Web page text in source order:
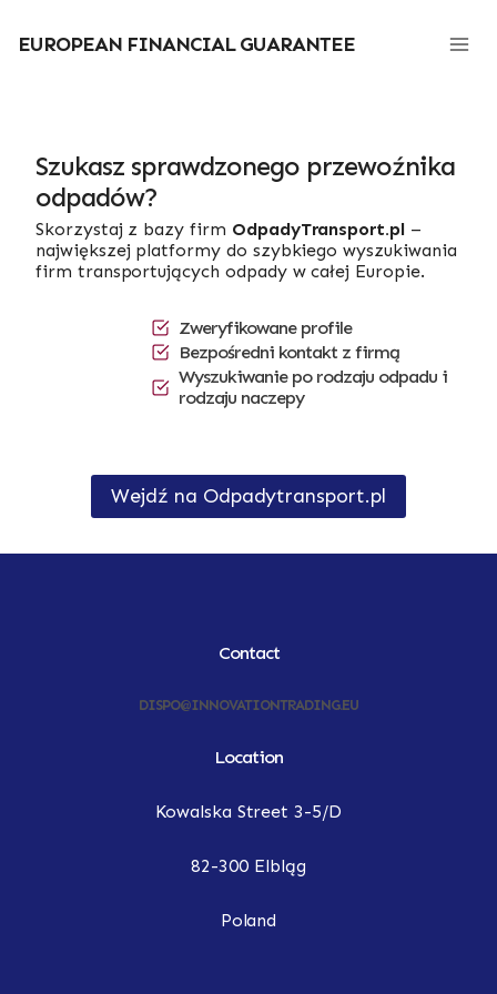
treści
EUROPEAN FINANCIAL GUARANTEE
Szukasz sprawdzonego przewoźnika
odpadów?
Skorzystaj z bazy firm OdpadyTransport.pl–
największej platformy do szybkiego wyszukiwania
firm transportujących odpady w całej Europie.
Zweryfikowane profile
Bezpośredni kontakt z firmą
Wyszukiwanie po rodzaju odpadu i
rodzaju naczepy
Wejdź na Odpadytransport.pl
Contact
DISPO@INNOVATIONTRADING.EU
Location
Kowalska Street 3-5/D
82-300 Elbląg
Poland